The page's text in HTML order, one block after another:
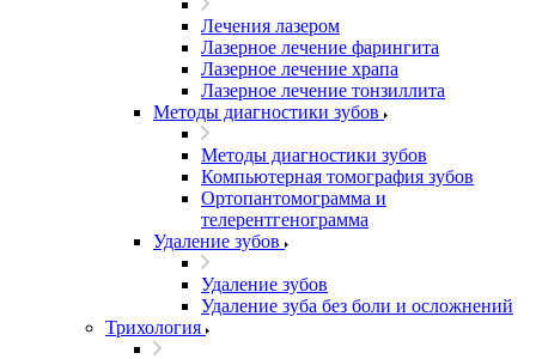
Лечения лазером
Лазерное лечение фарингита
Лазерное лечение храпа
Лазерное лечение тонзиллита
Методы диагностики зубов
Методы диагностики зубов
Компьютерная томография зубов
Ортопантомограмма и
телерентгенограмма
Удаление зубов
Удаление зубов
Удаление зуба без боли и осложнений
Трихология